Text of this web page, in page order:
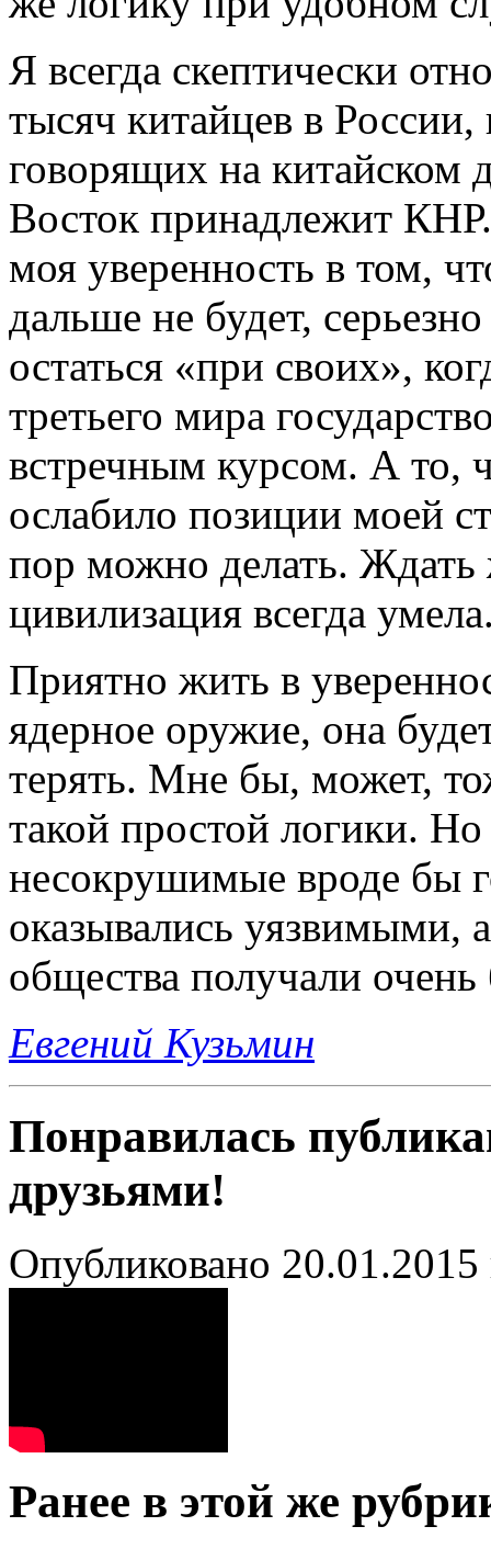
Я всегда скептически
тысяч китайцев в России,
говорящих на китайском
Восток принадлежит
моя уверенность в том,
дальше не будет,
остаться «при своих»,
третьего мира
встречным курсом. А
ослабило позиции моей
пор можно делать. Ждать
цивилизация всегда
Приятно жить в
ядерное оружие, она
терять. Мне бы, может,
такой простой логики.
несокрушимые вроде бы
оказывались уязвимыми,
общества получали
Евгений Кузьмин
Понравилась
друзьями!
Опубликовано
Ранее в этой же